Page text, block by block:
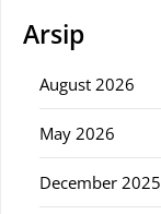
Arsip
August 2026
May 2026
December 2025